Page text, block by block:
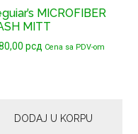
MICROFIBER
MITT
рсд Cena sa PDV-om
DODAJ U KORPU